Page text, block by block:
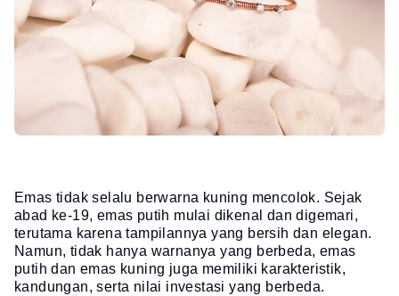
Emas tidak selalu berwarna kuning mencolok. Sejak
abad ke-19, emas putih mulai dikenal dan digemari,
terutama karena tampilannya yang bersih dan elegan.
Namun, tidak hanya warnanya yang berbeda, emas
putih dan emas kuning juga memiliki karakteristik,
kandungan, serta nilai investasi yang berbeda.